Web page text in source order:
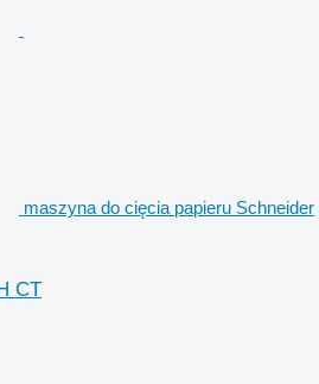
maszyna do cięcia papieru Schneider
CT